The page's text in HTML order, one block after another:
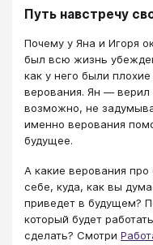
Путь навстречу
Почему у Яна и Игоря
был всю жизнь
как у него были
верования. Ян — верил
возможно, не
именно верования
будущее.
А какие верования
себе, куда, как вы
приведет в будущем?
который будет
сделать? Смотри